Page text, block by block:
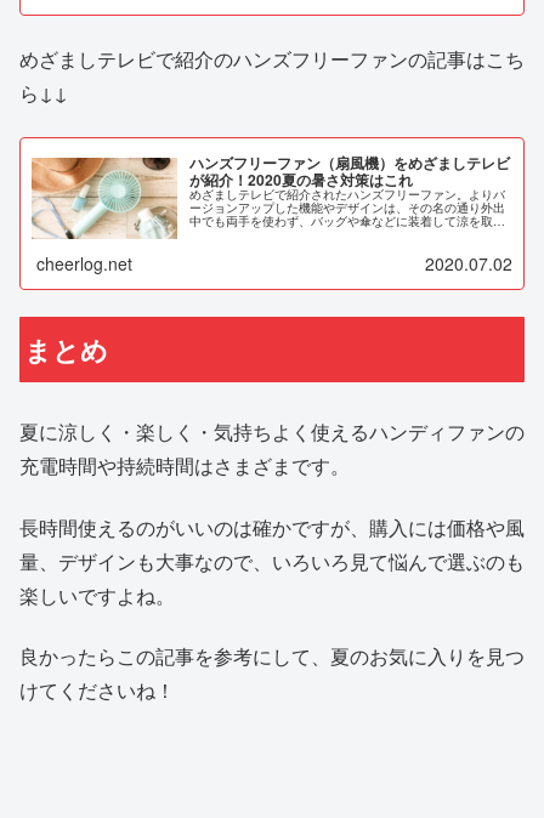
めざましテレビで紹介のハンズフリーファンの記事はこち
ら↓↓
ハンズフリーファン（扇風機）をめざましテレビ
が紹介！2020夏の暑さ対策はこれ
めざましテレビで紹介されたハンズフリーファン。よりバ
ージョンアップした機能やデザインは、その名の通り外出
中でも両手を使わず、バッグや傘などに装着して涼を取り
入れることができる優れもの。2020年の夏はハンズフリー
cheerlog.net 2020.07.02
まとめ
夏に涼しく・楽しく・気持ちよく使えるハンディファンの
充電時間や持続時間はさまざまです。
長時間使えるのがいいのは確かですが、購入には価格や風
量、デザインも大事なので、いろいろ見て悩んで選ぶのも
楽しいですよね。
良かったらこの記事を参考にして、夏のお気に入りを見つ
けてくださいね！